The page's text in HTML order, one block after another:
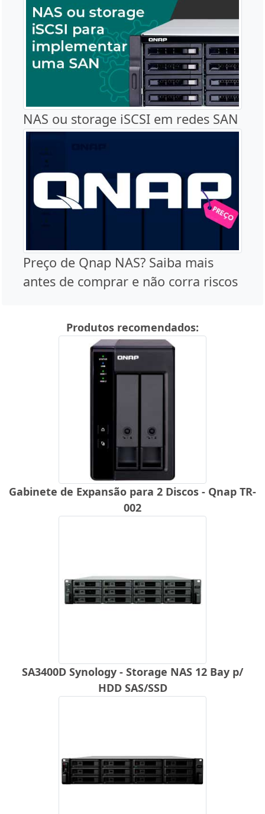
NAS ou storage iSCSI em redes SAN
Preço de Qnap NAS? Saiba mais
antes de comprar e não corra riscos
Produtos recomendados:
Gabinete de Expansão para 2 Discos - Qnap TR-
002
SA3400D Synology - Storage NAS 12 Bay p/
HDD SAS/SSD